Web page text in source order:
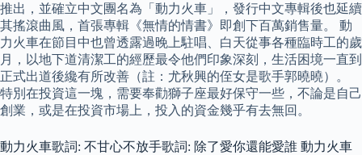
推出，並確立中文團名為「動力火車」，發行中文專輯後也延續
其搖滾曲風，首張專輯《無情的情書》即創下百萬銷售量。 動
力火車在節目中也曾透露過晚上駐唱、白天從事各種臨時工的歲
月，以地下道清潔工的經歷最令他們印象深刻，生活困境一直到
正式出道後纔有所改善（註：尤秋興的侄女是歌手郭曉曉）。
特別在投資這一塊，需要奉勸獅子座最好保守一些，不論是自己
創業，或是在投資市場上，投入的資金幾乎有去無回。
動力火車歌詞: 不甘心不放手歌詞: 除了愛你還能愛誰 動力火車